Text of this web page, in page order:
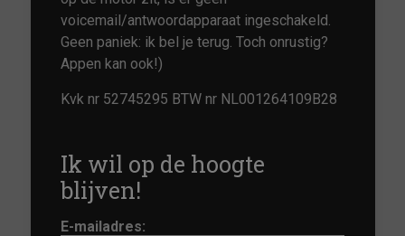
voicemail/antwoordapparaat ingeschakeld.
Geen paniek: ik bel je terug. Toch onrustig?
Appen kan ook!)
Kvk nr 52745295 BTW nr NL001264109B28
Ik wil op de hoogte
blijven!
E-mailadres: